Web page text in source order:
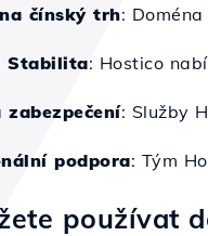
čínský trh:
Stabilita: Hostico
zabezpečení: Služby
podpora: Tým
používat